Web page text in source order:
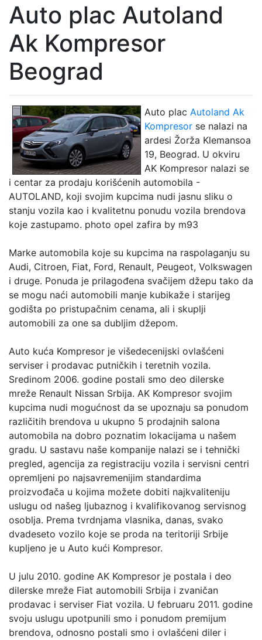
Auto plac Autoland
Ak Kompresor
Beograd
Auto plac Autoland Ak
Kompresor se nalazi na
ardesi Žorža Klemansoa
19, Beograd. U okviru
AK Kompresor nalazi se
i centar za prodaju korišćenih automobila -
AUTOLAND, koji svojim kupcima nudi jasnu sliku o
stanju vozila kao i kvalitetnu ponudu vozila brendova
koje zastupamo. photo opel zafira by m93
Marke automobila koje su kupcima na raspolaganju su
Audi, Citroen, Fiat, Ford, Renault, Peugeot, Volkswagen
i druge. Ponuda je prilagođena svačijem džepu tako da
se mogu naći autоmobili manje kubikaže i starijeg
godišta po pristupačnim cenama, ali i skuplji
automobili za one sa dubljim džepom.
Auto kuća Kompresor je višedecenijski ovlašćeni
serviser i prodavac putničkih i teretnih vozila.
Sredinom 2006. godine postali smo deo dilerske
mreže Renault Nissan Srbija. AK Kompresor svojim
kupcima nudi mogućnost da se upoznaju sa ponudom
različitih brendova u ukupno 5 prodajnih salona
automobila na dobro poznatim lokacijama u našem
gradu. U sastavu naše kompanije nalazi se i tehnički
pregled, agencija za registraciju vozila i servisni centri
opremljeni po najsavremenijim standardima
proizvođača u kojima možete dobiti najkvaliteniju
uslugu od našeg ljubaznog i kvalifikovanog servisnog
osoblja. Prema tvrdnjama vlasnika, danas, svako
dvadeseto vozilo koje se proda na teritoriji Srbije
kupljeno je u Auto kući Kompresor.
U julu 2010. godine AK Kompresor je postala i deo
dilerske mreže Fiat automobili Srbija i zvaničan
prodavac i serviser Fiat vozila. U februaru 2011. godine
svoju uslugu upotpunili smo i ponudom premijum
brendova, odnosno postali smo i ovlašćeni diler i